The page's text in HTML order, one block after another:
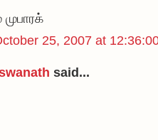
முபாரக்
25, 2007 at
said...